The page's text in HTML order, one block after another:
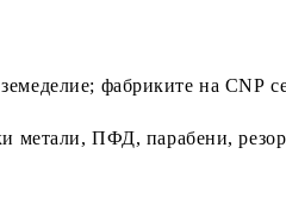
фабриките на CNP
метали, ПФД, парабени,